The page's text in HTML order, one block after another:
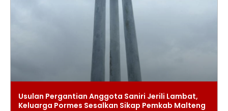
Usulan Pergantian Anggota Saniri Jerili Lambat,
Keluarga Pormes Sesalkan Sikap Pemkab Malteng